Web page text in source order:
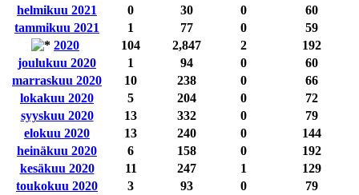
helmikuu 2021
0 30 0
60
tammikuu 2021
1 77 0
59
2020
104 2,847 2
192
joulukuu 2020
1 94 0
60
marraskuu 2020
10 238 0
66
lokakuu 2020
5 204 0
72
syyskuu 2020
13 332 0
79
elokuu 2020
13 240 0
144
heinäkuu 2020
6 158 0
192
kesäkuu 2020
11 247 1
129
toukokuu 2020
3 93 0
79